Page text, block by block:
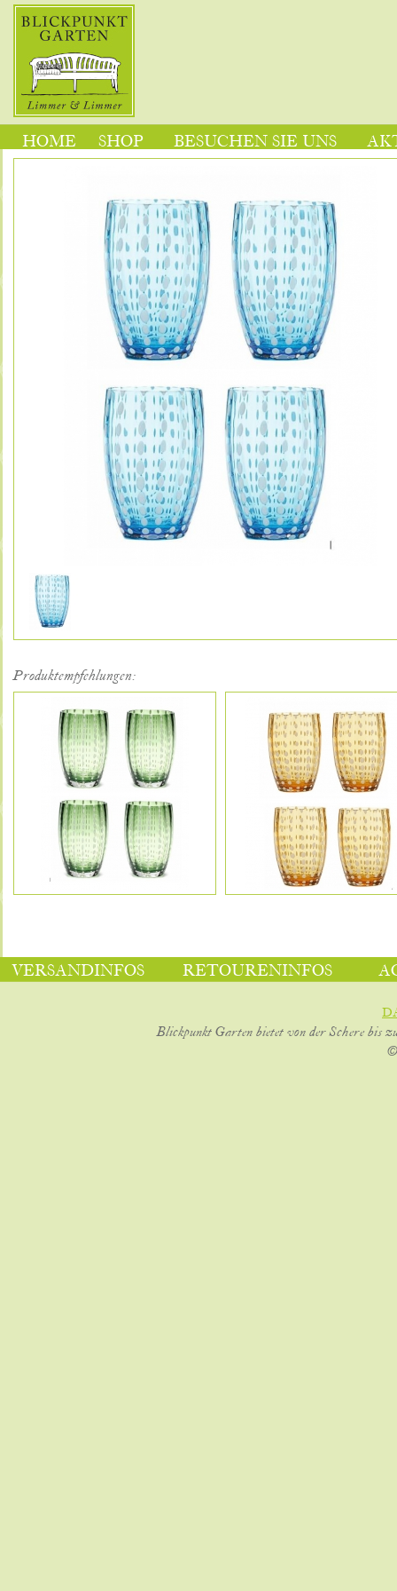
HOME SHOP BESUCHEN SIE UNS
Produktempfehlungen:
VERSANDINFOS RETOURENINFOS
Blickpunkt Garten bietet von der Schere bis